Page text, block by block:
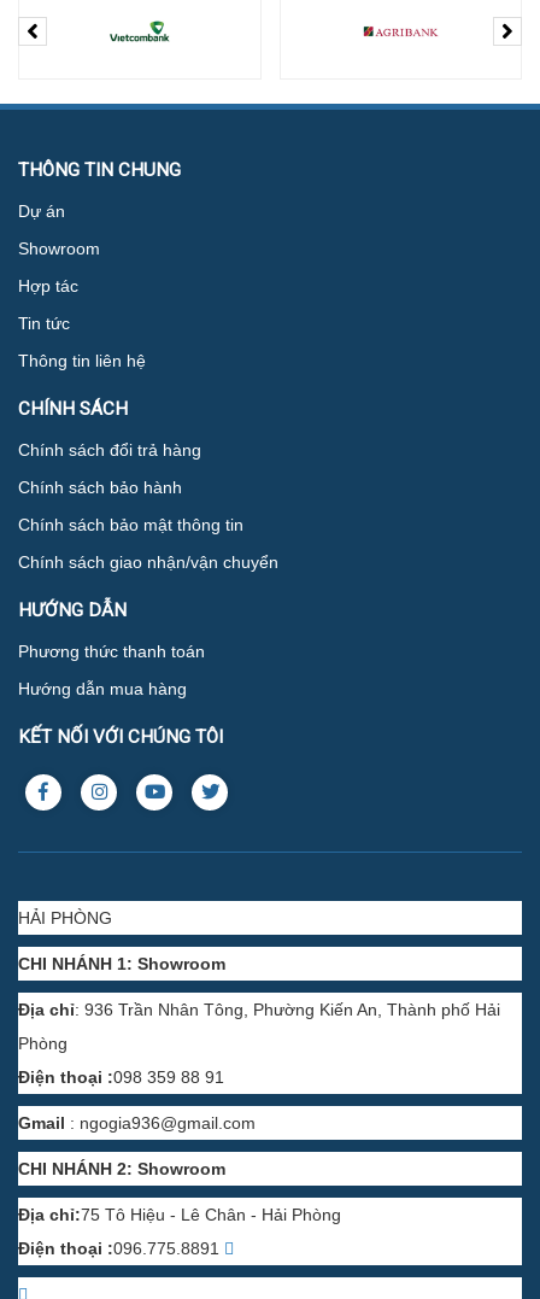
THÔNG TIN CHUNG
Dự án
Showroom
Hợp tác
Tin tức
Thông tin liên hệ
CHÍNH SÁCH
Chính sách đổi trả hàng
Chính sách bảo hành
Chính sách bảo mật thông tin
Chính sách giao nhận/vận chuyển
HƯỚNG DẪN
Phương thức thanh toán
Hướng dẫn mua hàng
KẾT NỐI VỚI CHÚNG TÔI
HẢI PHÒNG
CHI NHÁNH 1: Showroom
Địa chỉ: 936 Trần Nhân Tông, Phường Kiến An, Thành phố Hải
Phòng
Điện thoại :098 359 88 91
Gmail : ngogia936@gmail.com
CHI NHÁNH 2: Showroom
Địa chỉ:75 Tô Hiệu - Lê Chân - Hải Phòng
Điện thoại :096.775.8891